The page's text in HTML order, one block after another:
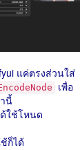
แค่ตรงส่วนใส่
เพื่อ
นี้
ใช้โหนด
ก็ได้